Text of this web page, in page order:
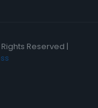
Rights Reserved |